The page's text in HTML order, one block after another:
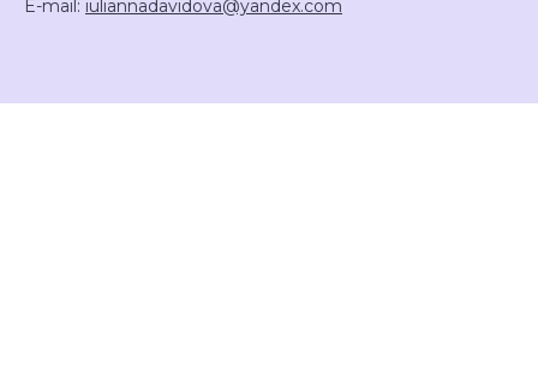
E-mail: iuliannadavidova@yandex.com